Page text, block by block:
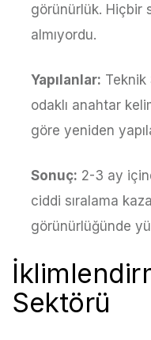
görünürlük. Hiçbir
almıyordu.
Yapılanlar: Teknik
odaklı anahtar
göre yeniden
Sonuç: 2-3 ay
ciddi sıralama
görünürlüğünde
Sektörü